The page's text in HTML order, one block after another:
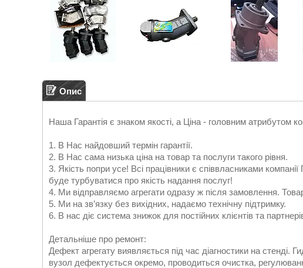
Опис
Наша Гарантія є знаком якості, а Ціна - головним атрибутом
1. В Нас найдовший термін гарантії.
2. В Нас сама низька ціна на товар та послуги такого рівня.
3. Якість попри усе! Всі працівники є співвласниками
буде турбуватися про якість надання послуг!
4. Ми відправляємо агрегати одразу ж після замовлення.
5. Ми на зв’язку без вихідних, надаємо технічну підтримку.
6. В нас діє система знижок для постійних клієнтів та
Детальніше про ремонт:
Дефект агрегату виявляється під час діагностики на стенді.
вузол дефектується окремо, проводиться очистка,